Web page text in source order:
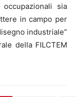
sia
in campo per
industriale”
della FILCTEM